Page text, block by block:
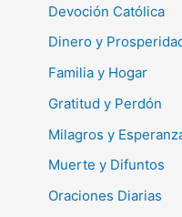
Devoción Católica
Dinero y
Familia y Hogar
Gratitud y Perdón
Milagros y
Muerte y Difuntos
Oraciones Diarias